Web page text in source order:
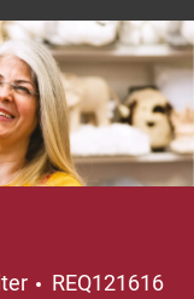
REQ121616